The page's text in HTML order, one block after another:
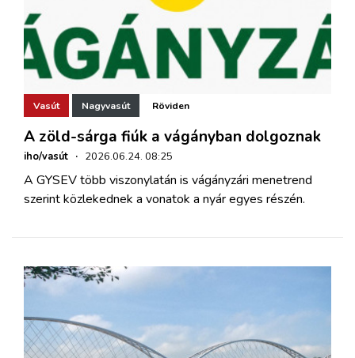
Vasút Nagyvasút Röviden
A zöld-sárga fiúk a vágányban dolgoznak
iho/vasút · 2026.06.24. 08:25
A GYSEV több viszonylatán is vágányzári menetrend
szerint közlekednek a vonatok a nyár egyes részén.